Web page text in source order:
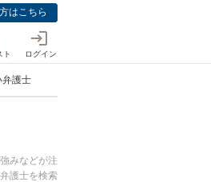
はこちら
ト ログイン
弁護士
みなどが注
護士を検索